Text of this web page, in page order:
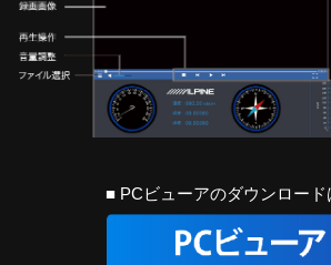
■ PCビューアのダウンロード